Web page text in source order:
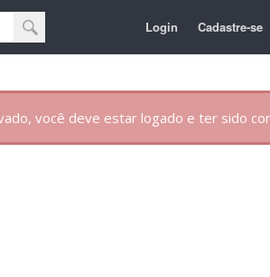
Login Cadastre-se
você deve estar logado e ter sido